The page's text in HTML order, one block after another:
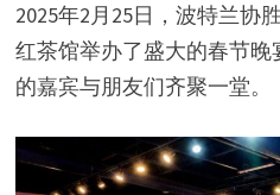
2025年2月25日，波特兰协
红茶馆举办了盛大的春节
的嘉宾与朋友们齐聚一堂。